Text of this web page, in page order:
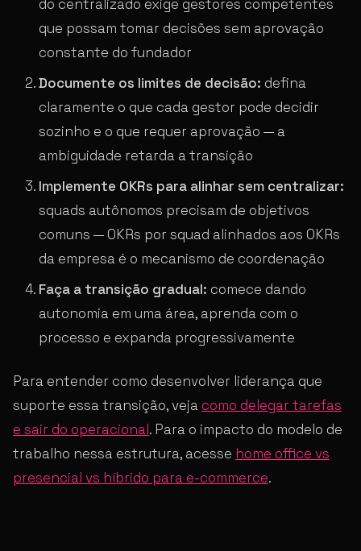
do centralizado exige gestores competentes
que possam tomar decisões sem aprovação
constante do fundador
Documente os limites de decisão: defina
claramente o que cada gestor pode decidir
sozinho e o que requer aprovação — a
ambiguidade retarda a transição
Implemente OKRs para alinhar sem centralizar:
squads autônomos precisam de objetivos
comuns — OKRs por squad alinhados aos OKRs
da empresa é o mecanismo de coordenação
Faça a transição gradual: comece dando
autonomia em uma área, aprenda com o
processo e expanda progressivamente
Para entender como desenvolver liderança que
suporte essa transição, veja como delegar tarefas
e sair do operacional. Para o impacto do modelo de
trabalho nessa estrutura, acesse home office vs
presencial vs híbrido para e-commerce.